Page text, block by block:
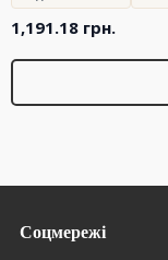
1,191.18 грн.
Соцмережі